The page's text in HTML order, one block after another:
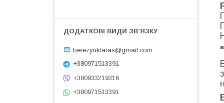
berezyuktaras@gmail.com
+380971513391
+380933219316
+380971513391